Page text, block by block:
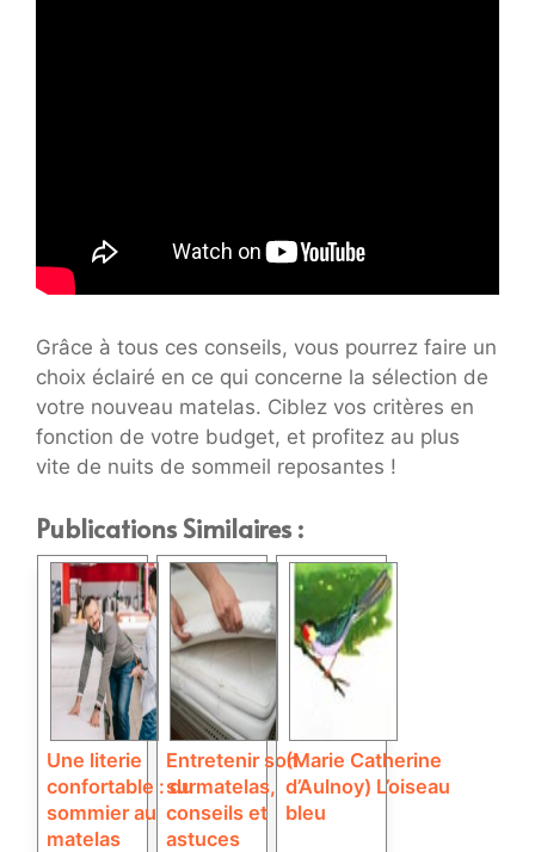
Grâce à tous ces conseils, vous pourrez faire un
choix éclairé en ce qui concerne la sélection de
votre nouveau matelas. Ciblez vos critères en
fonction de votre budget, et profitez au plus
vite de nuits de sommeil reposantes !
Publications Similaires :
Une literie
confortable : du
sommier au
matelas
Entretenir son
surmatelas,
conseils et
astuces
(Marie Catherine
d’Aulnoy) L’oiseau
bleu